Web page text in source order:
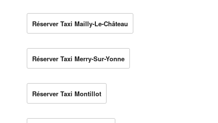
Réserver Taxi Mailly-Le-Château
Réserver Taxi Merry-Sur-Yonne
Réserver Taxi Montillot